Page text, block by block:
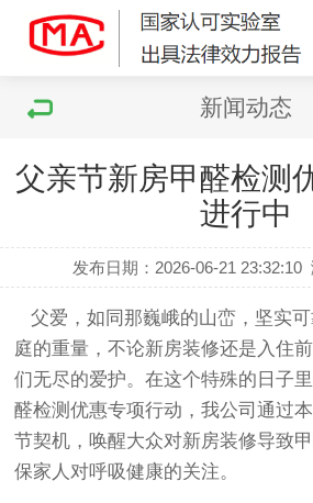
新闻动态
父亲节新房甲醛检测
进行中
发布日期：2026-06-21 23:32:10
父爱，如同那巍峨的山峦，坚实
庭的重量，不论新房装修还是入住
们无尽的爱护。在这个特殊的日子
醛检测优惠专项行动，我公司通过
节契机，唤醒大众对新房装修导致
保家人对呼吸健康的关注。